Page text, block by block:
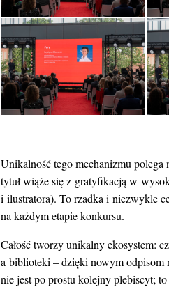
Unikalność tego mechanizmu polega
tytuł wiąże się z gratyfikacją w
i ilustratora). To rzadka i niezwykle
na każdym etapie konkursu.
Całość tworzy unikalny ekosystem:
a biblioteki – dzięki nowym odpisom
nie jest po prostu kolejny plebiscyt;